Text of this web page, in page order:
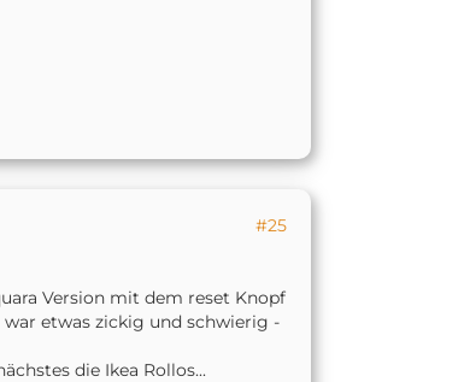
#25
Version mit dem reset Knopf
etwas zickig und schwierig -
die Ikea Rollos...